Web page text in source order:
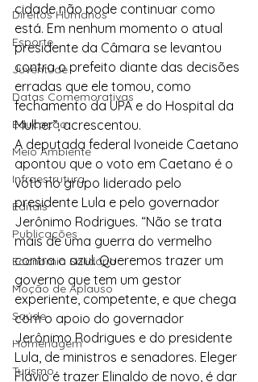
Direitos Humanos
Esporte
Juventude
Datas Comemorativas
Educação
Meio Ambiente
Infraestrutura
Editais
Publicações
Economia Solidária
Moção de Aplauso
Saúde
Homenagem
Turismo
cidade não pode continuar como
está. Em nenhum momento o atual
presidente da Câmara se levantou
contra o prefeito diante das decisões
erradas que ele tomou, como
fechamento da UPA e do Hospital da
Mulher”, acrescentou.
A deputada federal Ivoneide Caetano
apontou que o voto em Caetano é o
voto no grupo liderado pelo
presidente Lula e pelo governador
Jerônimo Rodrigues. “Não se trata
mais de uma guerra do vermelho
contra o azul. Queremos trazer um
governo que tem um gestor
experiente, competente, e que chega
com o apoio do governador
Jerônimo Rodrigues e do presidente
Lula, de ministros e senadores. Eleger
Flávio é trazer Elinaldo de novo, é dar